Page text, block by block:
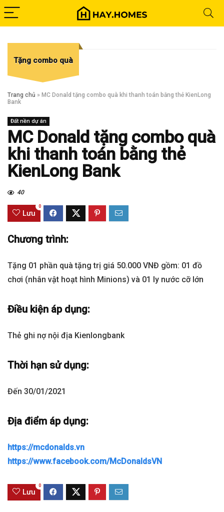
Tặng combo quà
Trang chủ » MC Donald tặng combo quà khi thanh toán bằng thẻ KienLong
Bank
Đất nền dự án
MC Donald tặng combo quà
khi thanh toán bằng thẻ
KienLong Bank
40
Lưu
0
Chương trình:
Tặng 01 phần quà tặng trị giá 50.000 VNĐ gồm: 01 đồ
chơi (nhân vật hoạt hình Minions) và 01 ly nước cỡ lớn
Điều kiện áp dụng:
Thẻ ghi nợ nội địa Kienlongbank
Thời hạn sử dụng:
Đến 30/01/2021
Địa điểm áp dụng:
https://mcdonalds.vn
https://www.facebook.com/McDonaldsVN
Lưu
0